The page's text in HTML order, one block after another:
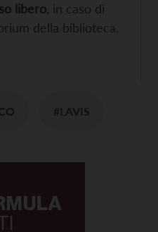
libero , in caso di
della biblioteca.
#LAVIS